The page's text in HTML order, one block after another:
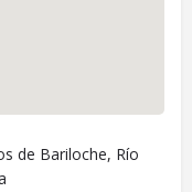
de Bariloche, Río